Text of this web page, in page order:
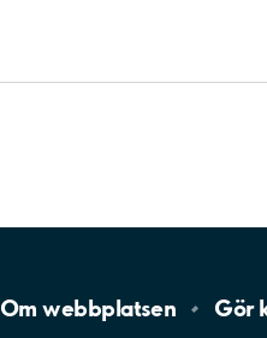
Omwebbplatsen Gör